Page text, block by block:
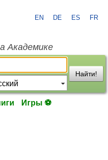
EN DE ES FR
Академике
Найти!
Игры ⚽